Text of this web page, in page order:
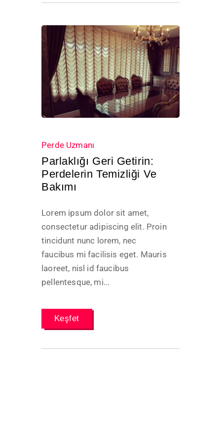
1227 Views
Perde Uzmanı
Parlaklığı Geri Getirin:
Perdelerin Temizliği Ve
Bakımı
Lorem ipsum dolor sit amet,
consectetur adipiscing elit. Proin
tincidunt nunc lorem, nec
faucibus mi facilisis eget. Mauris
laoreet, nisl id faucibus
pellentesque, mi...
Keşfet